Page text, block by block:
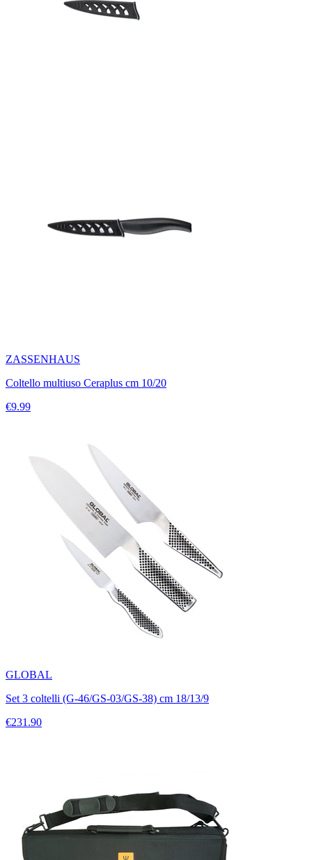
ZASSENHAUS
Coltello multiuso Ceraplus cm 10/20
€9.99
GLOBAL
Set 3 coltelli (G-46/GS-03/GS-38) cm 18/13/9
€231.90